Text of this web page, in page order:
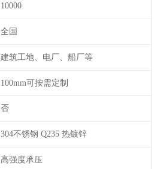
10000
全国
建筑工地、电厂、船厂等
100mm可按需定制
否
304不锈钢 Q235 热镀锌
高强度承压